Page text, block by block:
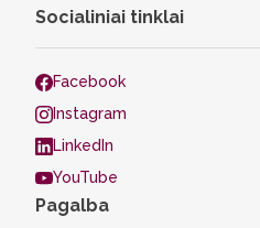
Socialiniai tinklai
Facebook
Instagram
LinkedIn
YouTube
Pagalba